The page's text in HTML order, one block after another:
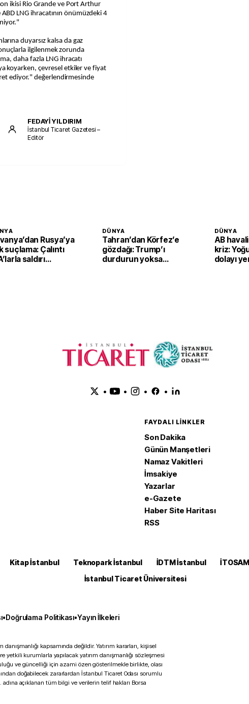
ikisi Rio Grande ve Port Arthur
LNG ihracatının önümüzdeki 4
duyarsız kalsa da gaz
ilgilenmek zorunda
daha fazla LNG ihracatı
koyarken, çevresel etkiler ve fiyat
ediyor." değerlendirmesinde
FEDAYİ YILDIRIM
İstanbul Ticaret Gazetesi –
Editör
Rusya’ya
suçlama: Çalıntı
saldırı
DÜNYA
Tahran’dan Körfez’e
gözdağı: Trump’ı
durdurun yoksa
DÜNYA
AB
kriz:
dolayı
• • • •
FAYDALI LINKLER
Son Dakika
Günün Manşetleri
Namaz Vakitleri
İmsakiye
Yazarlar
e-Gazete
Haber Site Haritası
RSS
Kitap İstanbul Teknopark İstanbul İDTM İstanbul İTOSAM
İstanbul Ticaret Üniversitesi
•Doğrulama Politikası•Yayın İlkeleri
kapsamında değildir. Yatırım kararları, kişisel
kurumlarla yapılacak yatırım danışmanlığı sözleşmesi
ve güncelliği için azami özen gösterilmekle birlikte, olası
doğabilecek zararlardan İstanbul Ticaret Odası sorumlu
açıklanan tüm bilgi ve verilerin telif hakları Borsa